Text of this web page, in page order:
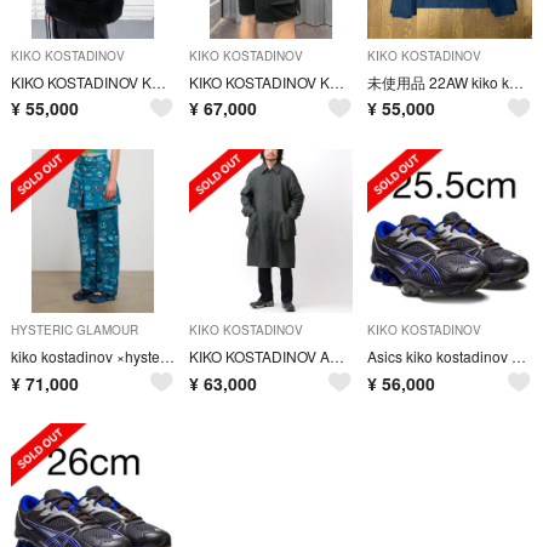
KIKO KOSTADINOV
KIKO KOSTADINOV KK.VEST.01
¥ 55,000
KIKO KOSTADINOV
KIKO KOSTADINOV KK.SHORTS.01
¥ 67,000
KIKO KOSTADINOV
未使用品 22AW kiko kostadinov ブルゾン キココスタディノフ
¥ 55,000
HYSTERIC GLAMOUR
kiko kostadinov ×hysteric glamour Msize
¥ 71,000
KIKO KOSTADINOV
KIKO KOSTADINOV ANAKAZEL TRENCH COAT
¥ 63,000
KIKO KOSTADINOV
Asics kiko kostadinov gel-zientzia
¥ 56,000